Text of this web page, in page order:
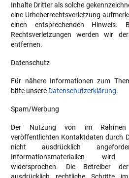
Inhalte Dritter als solche
eine Urheberrechtsverletzung
einen entsprechenden Hinweis.
Rechtsverletzungen werden wir
entfernen.
Datenschutz
Für nähere Informationen zum
bitte unsere Datenschutzerklärung.
Spam/Werbung
Der Nutzung von im Rahmen
veröffentlichten Kontaktdaten durch
nicht ausdrücklich
Informationsmaterialien wird
widersprochen. Die Betreiber